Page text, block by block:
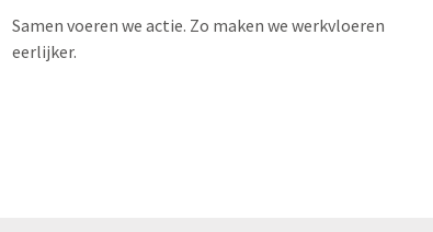
Samen voeren we actie. Zo maken we werkvloeren
eerlijker.